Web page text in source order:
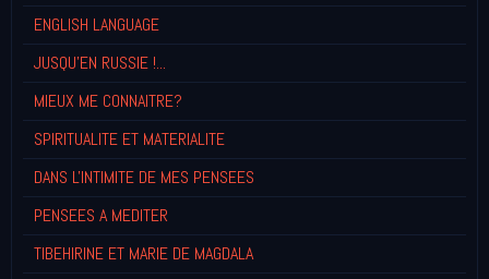
ENGLISH LANGUAGE
JUSQU'EN RUSSIE !...
MIEUX ME CONNAITRE?
SPIRITUALITE ET MATERIALITE
DANS L'INTIMITE DE MES PENSEES
PENSEES A MEDITER
TIBEHIRINE ET MARIE DE MAGDALA